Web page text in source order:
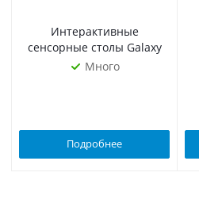
Интерактивные
сенсорные столы Galaxy
Много
Подробнее